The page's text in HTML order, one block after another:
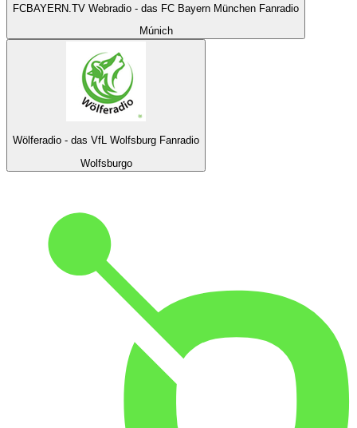
FCBAYERN.TV Webradio - das FC Bayern München Fanradio
Múnich
Wölferadio - das VfL Wolfsburg Fanradio
Wolfsburgo